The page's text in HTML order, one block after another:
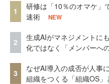
1
研修は「10％のオマケ
速術
NEW
2
生成AIがマネジメントに
化ではなく「メンバーへ
3
なぜAI導入の成否が人事
組織をつくる「組織OS」